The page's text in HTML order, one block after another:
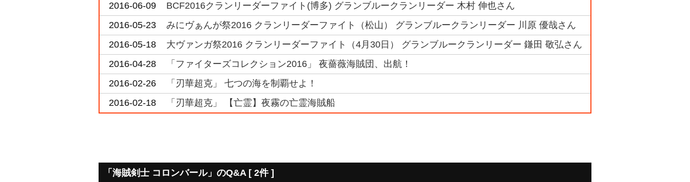
2016-06-09
BCF2016クランリーダーファイト(博多) グランブルークランリーダー 木村 伸也さん
2016-05-23
みにヴぁんが祭2016 クランリーダーファイト（松山） グランブルークランリーダー 川原 優哉さん
2016-05-18
大ヴァンガ祭2016 クランリーダーファイト（4月30日） グランブルークランリーダー 鎌田 敬弘さん
2016-04-28
「ファイターズコレクション2016」 夜薔薇海賊団、出航！
2016-02-26
「刃華超克」 七つの海を制覇せよ！
2016-02-18
「刃華超克」 【亡霊】夜霧の亡霊海賊船
「海賊剣士 コロンバール」のQ&A [ 2件 ]